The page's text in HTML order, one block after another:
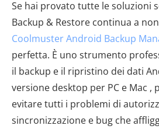
Se hai provato tutte le soluzioni
Backup & Restore continua a
Coolmuster Android Backup
perfetta. È uno strumento
il backup e il ripristino dei dati
versione desktop per PC e Mac ,
evitare tutti i problemi di
sincronizzazione e bug che